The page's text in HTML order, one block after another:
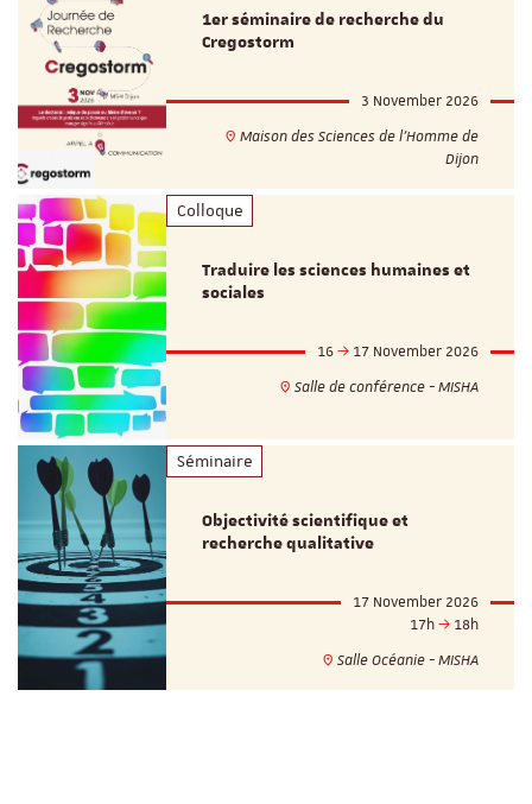
1er séminaire de recherche du
Cregostorm
3 November 2026
Maison des Sciences de l'Homme de
Dijon
Colloque
Traduire les sciences humaines et
sociales
16
17 November 2026
Salle de conférence - MISHA
Séminaire
Objectivité scientifique et
recherche qualitative
17 November 2026
17h
18h
Salle Océanie - MISHA